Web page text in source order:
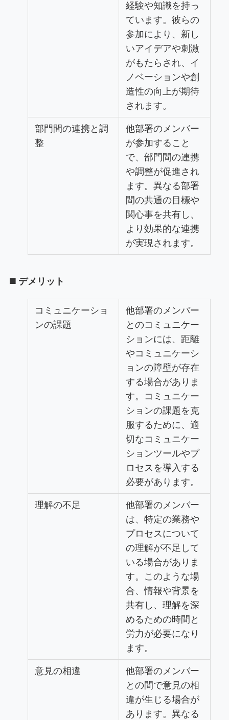
経験や知識を持っ
ています。彼らの
参加により、新し
いアイデアや刺激
がもたらされ、イ
ノベーションや創
造性の向上が期待
されます。
部門間の連携と調
整
他部署のメンバー
が参加すること
で、部門間の連携
や調整が促進され
ます。異なる部署
間の共通の目標や
関心事を共有し、
より効果的な連携
が実現されます。
◼️ デメリット
コミュニケーショ
ンの課題
他部署のメンバー
とのコミュニケー
ションには、距離
やコミュニケーシ
ョンの障壁が存在
する場合がありま
す。コミュニケー
ションの課題を克
服するために、適
切なコミュニケー
ションツールやプ
ロセスを導入する
必要があります。
理解の不足
他部署のメンバー
は、特定の業務や
プロセスについて
の理解が不足して
いる場合がありま
す。このような場
合、情報や背景を
共有し、理解を深
めるための時間と
労力が必要になり
ます。
意見の相違
他部署のメンバー
との間で意見の相
違が生じる場合が
あります。異なる